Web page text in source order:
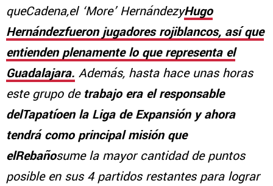
queCadena,el ‘More’ HernándezyHugo
Hernándezfueron jugadores rojiblancos, así que
entienden plenamente lo que representa el
Guadalajara. Además, hasta hace unas horas
este grupo detrabajo era el responsable
delTapatíoen la Liga de Expansión y ahora
tendrá como principal misión que
elRebañosume la mayor cantidad de puntos
posible en sus 4 partidos restantes para lograr